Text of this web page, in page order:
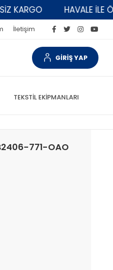
HAVALE İLE
İletişim
GİRİŞ YAP
TEKSTİL EKİPMANLARI
771-OAO